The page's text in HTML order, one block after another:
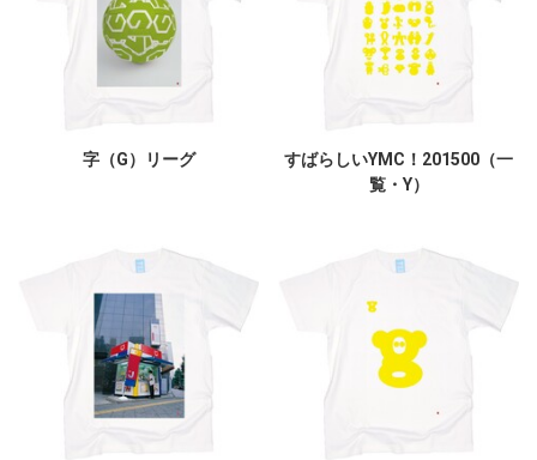
字（G）リーグ
すばらしいYMC！201500（一
覧・Y）